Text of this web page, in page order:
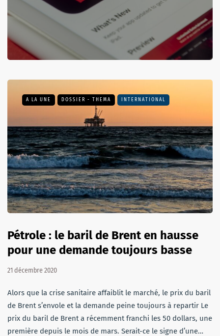
A LA UNE DOSSIER - THEMA INTERNATIONAL
Pétrole : le baril de Brent en hausse
pour une demande toujours basse
21 décembre 2020
Alors que la crise sanitaire affaiblit le marché, le prix du baril
de Brent s’envole et la demande peine toujours à repartir Le
prix du baril de Brent a récemment franchi les 50 dollars, une
première depuis le mois de mars. Serait-ce le signe d’une…